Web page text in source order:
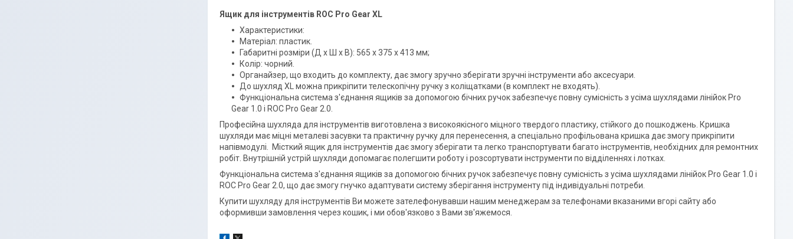
Ящик для інструментів ROC Pro Gear XL
Характеристики:
Матеріал: пластик.
Габаритні розміри (Д х Ш х В): 565 x 375 x 413 мм;
Колір: чорний.
Органайзер, що входить до комплекту, дає змогу зручно зберігати зручні інструменти або аксесуари.
До шухляд XL можна прикріпити телескопічну ручку з коліщатками (в комплект не входять).
Функціональна система з'єднання ящиків за допомогою бічних ручок забезпечує повну сумісність з усіма шухлядами лінійок Pro
Gear 1.0 і ROC Pro Gear 2.0.
Професійна шухляда для інструментів виготовлена з високоякісного міцного твердого пластику, стійкого до пошкоджень. Кришка
шухляди має міцні металеві засувки та практичну ручку для перенесення, а спеціально профільована кришка дає змогу прикріпити
напівмодулі. Місткий ящик для інструментів дає змогу зберігати та легко транспортувати багато інструментів, необхідних для ремонтних
робіт. Внутрішній устрій шухляди допомагає полегшити роботу і розсортувати інструменти по відділеннях і лотках.
Функціональна система з'єднання ящиків за допомогою бічних ручок забезпечує повну сумісність з усіма шухлядами лінійок Pro Gear 1.0 і
ROC Pro Gear 2.0, що дає змогу гнучко адаптувати систему зберігання інструменту під індивідуальні потреби.
Купити шухляду для інструментів Ви можете зателефонувавши нашим менеджерам за телефонами вказаними вгорі сайту або
оформивши замовлення через кошик, і ми обов'язково з Вами зв'яжемося.